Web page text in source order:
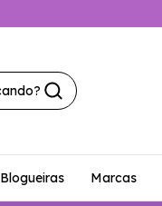
Blogueiras Marcas